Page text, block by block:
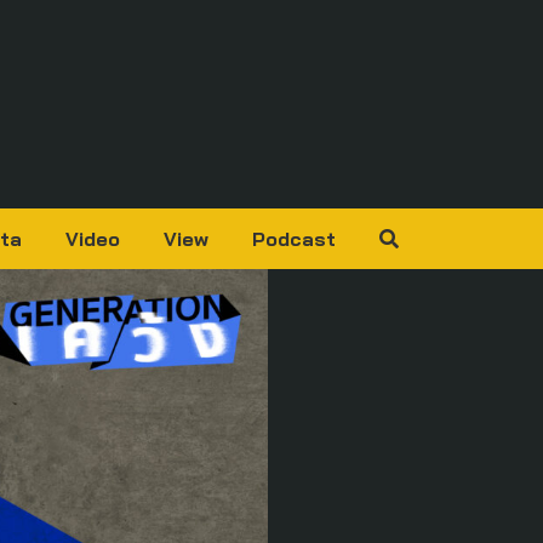
Video View Podcast